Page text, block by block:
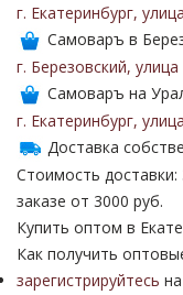
г. Екатеринбург,
Самоваръ в
г. Березовский, улица
Самоваръ на
г. Екатеринбург,
Доставка
Стоимость доставки:
заказе от 3000 руб.
Купить оптом в
Как получить
зарегистрируйтесь